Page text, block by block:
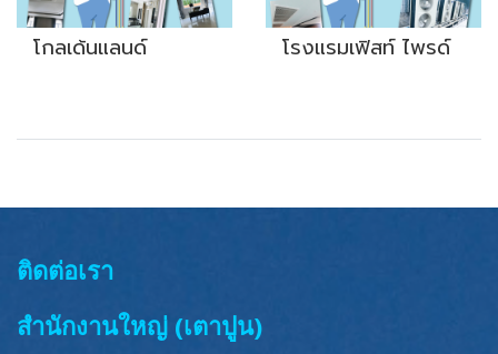
โกลเด้นแลนด์ โรงแรมเฟิสท์ ไพรด์
ติดต่อเรา
สำนักงานใหญ่ (เตาปูน)